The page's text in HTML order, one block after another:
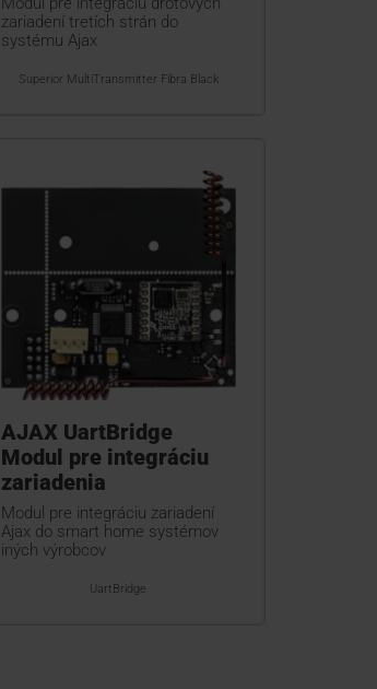
zariadení tretích strán do
systému Ajax
Superior MultiTransmitter Fibra Black
AJAX UartBridge
Modul pre integráciu
zariadenia
Modul pre integráciu zariadení
Ajax do smart home systémov
iných výrobcov
UartBridge